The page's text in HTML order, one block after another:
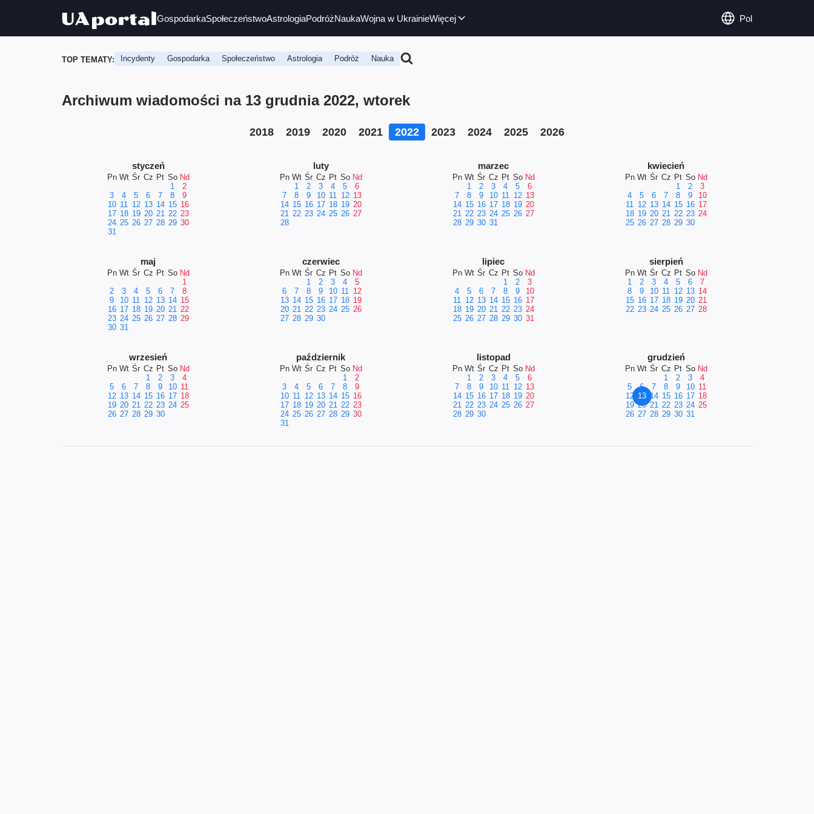
GospodarkaSpołeczeństwoAstrologiaPodróżNaukaWojna w UkrainieWięcej Pol
TOP TEMATY: Incydenty Gospodarka Społeczeństwo Astrologia Podróż Nauka
Archiwum wiadomości na 13 grudnia 2022, wtorek
2018 2019 2020 2021 2022 2023 2024 2025 2026
styczeń
Pn Wt Śr Cz Pt So Nd
1
2
3
4 5 6 7 8
9
10 11 12 13 14 15 16
17 18 19 20 21 22 23
24 25 26 27 28 29 30
31
luty
Pn Wt Śr Cz Pt So Nd
1
2 3 4 5
6
7
8 9 10 11 12 13
14 15 16 17 18 19 20
21 22 23 24 25 26 27
28
marzec
Pn Wt Śr Cz Pt So Nd
1
2 3 4 5
6
7
8 9 10 11 12 13
14 15 16 17 18 19 20
21 22 23 24 25 26 27
28 29 30 31
kwiecień
Pn Wt Śr Cz Pt So Nd
1
2
3
4
5 6 7 8 9
10
11 12 13 14 15 16 17
18 19 20 21 22 23 24
25 26 27 28 29 30
maj
Pn Wt Śr Cz Pt So Nd
1
2
3 4 5 6 7
8
9
10 11 12 13 14 15
16 17 18 19 20 21 22
23 24 25 26 27 28 29
30 31
czerwiec
Pn Wt Śr Cz Pt So Nd
1
2 3 4
5
6
7 8 9 10 11 12
13 14 15 16 17 18 19
20 21 22 23 24 25 26
27 28 29 30
lipiec
Pn Wt Śr Cz Pt So Nd
1
2
3
4
5 6 7 8 9
10
11 12 13 14 15 16 17
18 19 20 21 22 23 24
25 26 27 28 29 30 31
sierpień
Pn Wt Śr Cz Pt So Nd
1
2 3 4 5 6
7
8
9 10 11 12 13 14
15 16 17 18 19 20 21
22 23 24 25 26 27 28
wrzesień
Pn Wt Śr Cz Pt So Nd
1
2 3
4
5
6 7 8 9 10 11
12 13 14 15 16 17 18
19 20 21 22 23 24 25
26 27 28 29 30
październik
Pn Wt Śr Cz Pt So Nd
1
2
3
4 5 6 7 8
9
10 11 12 13 14 15 16
17 18 19 20 21 22 23
24 25 26 27 28 29 30
31
listopad
Pn Wt Śr Cz Pt So Nd
1
2 3 4 5
6
7
8 9 10 11 12 13
14 15 16 17 18 19 20
21 22 23 24 25 26 27
28 29 30
grudzień
Pn Wt Śr Cz Pt So Nd
1
2 3
4
5
6 7 8 9 10 11
12 13 14 15 16 17 18
19 20 21 22 23 24 25
26 27 28 29 30 31